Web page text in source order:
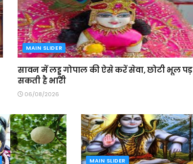
MAIN SLIDER
सावन में लड्डू गोपाल की ऐसे करें सेवा, छोटी भूल पड़
सकती है भारी
06/08/2026
MAIN SLIDER